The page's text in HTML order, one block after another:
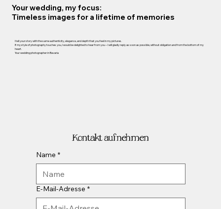
Your wedding, my focus:
Timeless images for a lifetime of memories
I tell your story with the same authenticity, elegance, and depth that you feel in my pictures.
If my style of photography touches you, I would be delighted to hear from you – I will gladly reply as soon as possible, without obligation and from the bottom of my
heart.
Your wedding photographer in Bavaria
Kontakt aufnehmen
Name *
E-Mail-Adresse *